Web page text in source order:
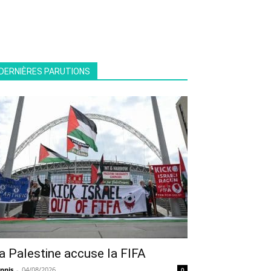
PARUTIONS
Palestine accuse la FIFA